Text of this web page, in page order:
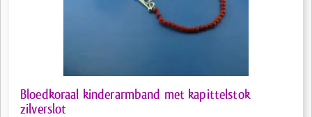
Bloedkoraal kinderarmband met kapittelstok
zilverslot